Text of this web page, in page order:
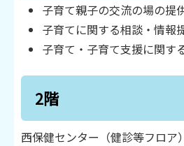
子育て親子の交流の場の提
子育てに関する相談・情報
子育て・子育て支援に関す
2階
西保健センター（健診等フロア）